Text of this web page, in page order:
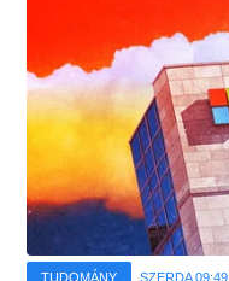
TUDOMÁNY SZERDA 09:49